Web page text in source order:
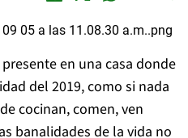
en una casa donde
del 2019, como si nada
cocinan, comen, ven
banalidades de la vida no